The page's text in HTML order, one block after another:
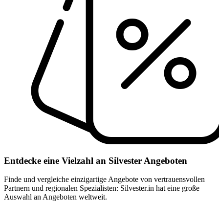
Entdecke eine Vielzahl an Silvester Angeboten
Finde und vergleiche einzigartige Angebote von vertrauensvollen
Partnern und regionalen Spezialisten: Silvester.in hat eine große
Auswahl an Angeboten weltweit.